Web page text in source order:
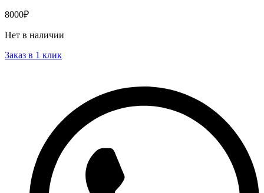
8000₽
Нет в наличии
Заказ в 1 клик